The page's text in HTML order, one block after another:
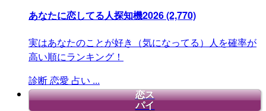
あなたに恋してる人探知機2026(2,770)
実はあなたのことが好き（気になってる）人を確率が
高い順にランキング！
診断恋愛 占い ...
恋ス
パイ